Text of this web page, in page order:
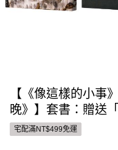
【《像這樣的小事
晚》】套書：贈送
宅配滿NT$499免運